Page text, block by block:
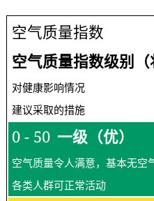
空气质量指数
空气质量指数级别
对健康影响情况
建议采取的措施
0 - 50 一级（优）
空气质量令人满意，基本无空
各类人群可正常活动